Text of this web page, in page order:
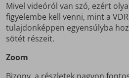
Mivel videóról van szó, ezért
figyelembe kell venni, mint a
tulajdonképpen egyensúlyba
sötét részeit.
Zoom